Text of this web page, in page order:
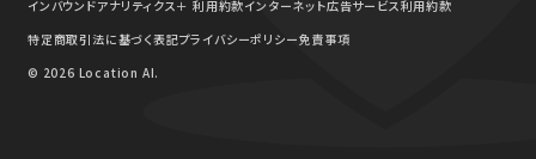
インバウンドアナリティクス＋ 利用約款インターネット広告サービス利用約款
特定商取引法に基づく表記プライバシーポリシー免責事項
© 2026 Location AI.